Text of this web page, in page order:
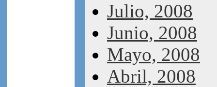
Julio, 2008
Junio, 2008
Mayo, 2008
Abril, 2008